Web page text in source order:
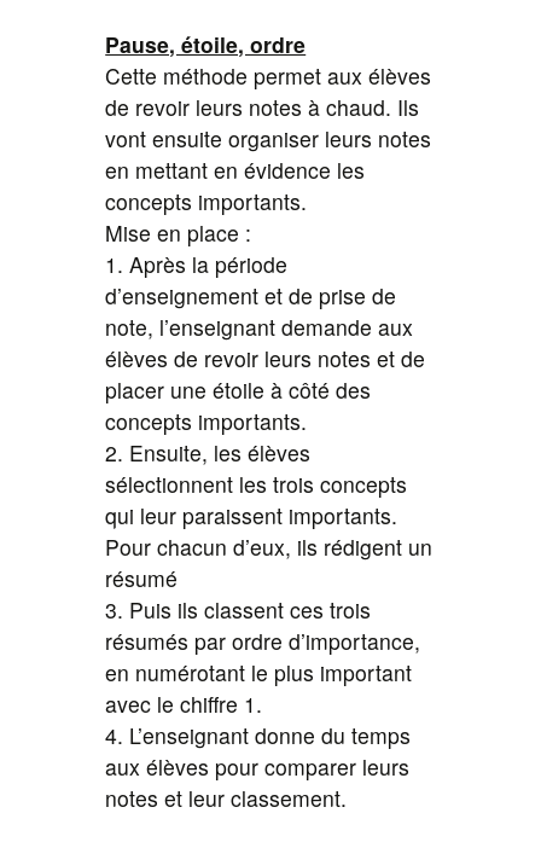
Pause, étoile, ordre
Cette méthode permet aux élèves
de revoir leurs notes à chaud. Ils
vont ensuite organiser leurs notes
en mettant en évidence les
concepts importants.
Mise en place :
1. Après la période
d’enseignement et de prise de
note, l’enseignant demande aux
élèves de revoir leurs notes et de
placer une étoile à côté des
concepts importants.
2. Ensuite, les élèves
sélectionnent les trois concepts
qui leur paraissent importants.
Pour chacun d’eux, ils rédigent un
résumé
3. Puis ils classent ces trois
résumés par ordre d’importance,
en numérotant le plus important
avec le chiffre 1.
4. L’enseignant donne du temps
aux élèves pour comparer leurs
notes et leur classement.